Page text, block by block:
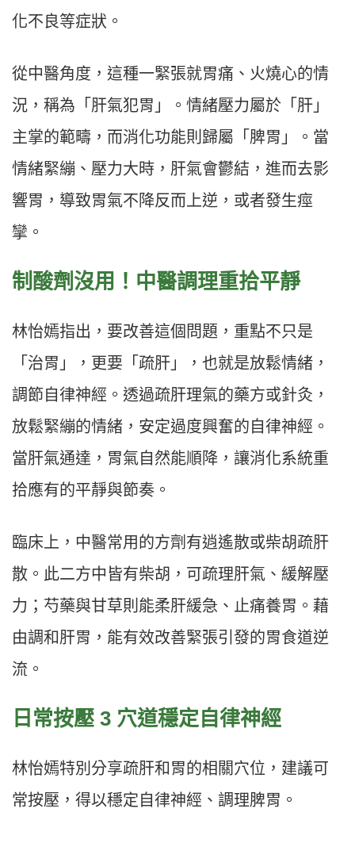
化不良等症狀。
從中醫角度，這種一緊張就胃痛、火燒心的情
況，稱為「肝氣犯胃」。情緒壓力屬於「肝」
主掌的範疇，而消化功能則歸屬「脾胃」。當
情緒緊繃、壓力大時，肝氣會鬱結，進而去影
響胃，導致胃氣不降反而上逆，或者發生痙
攣。
制酸劑沒用！中醫調理重拾平靜
林怡嫣指出，要改善這個問題，重點不只是
「治胃」，更要「疏肝」，也就是放鬆情緒，
調節自律神經。透過疏肝理氣的藥方或針灸，
放鬆緊繃的情緒，安定過度興奮的自律神經。
當肝氣通達，胃氣自然能順降，讓消化系統重
拾應有的平靜與節奏。
臨床上，中醫常用的方劑有逍遙散或柴胡疏肝
散。此二方中皆有柴胡，可疏理肝氣、緩解壓
力；芍藥與甘草則能柔肝緩急、止痛養胃。藉
由調和肝胃，能有效改善緊張引發的胃食道逆
流。
日常按壓 3 穴道穩定自律神經
林怡嫣特別分享疏肝和胃的相關穴位，建議可
常按壓，得以穩定自律神經、調理脾胃。